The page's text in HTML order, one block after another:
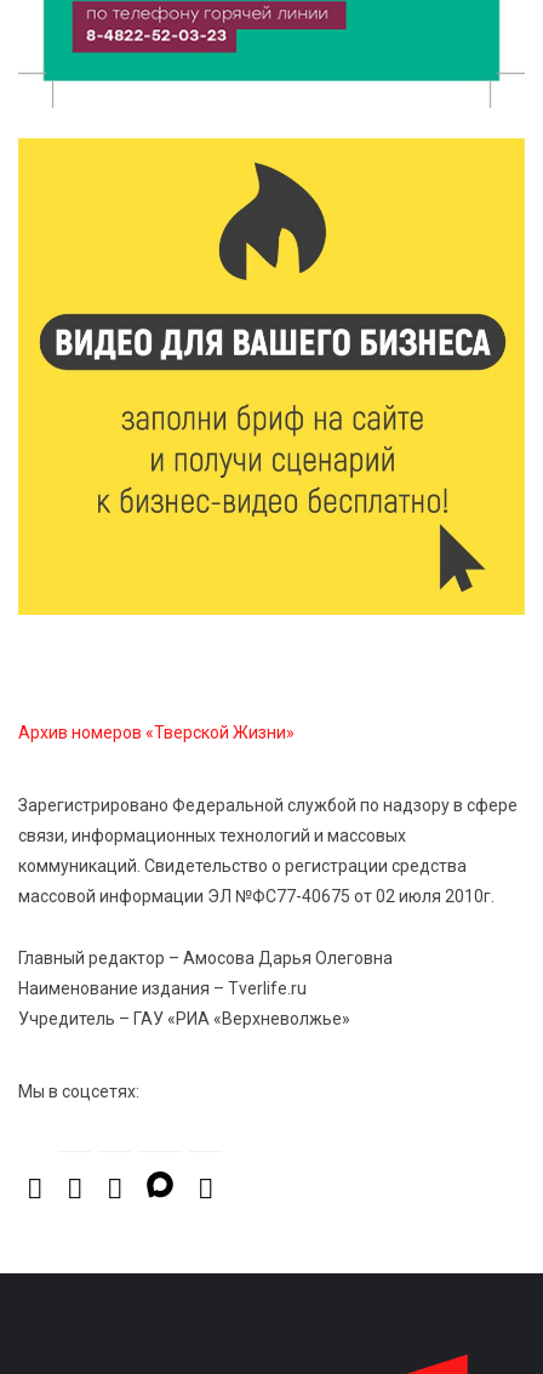
анонсировал новые проекты
6 Авг 2026 16:02 200
Калининские футболисты представят Тверскую
область на всероссийском марафоне «Земля
6 Авг 2026 15:48 530
Голубев проверил школы и детсады Зубцова к 1
6 Авг 2026 15:01 312
От Твери до Москвы: выставка художника
Владимира Васильева о героях СВО проходит в РГБ
ленту по мотивам басни «Карась»
6 Авг 2026 13:38 412
спортивной столицей России
Архив номеров «Тверской Жизни»
Зарегистрировано Федеральной службой по надзору в сфере
связи, информационных технологий и массовых
коммуникаций. Свидетельство о регистрации средства
массовой информации ЭЛ №ФС77-40675 от 02 июля 2010г.
Главный редактор – Амосова Дарья Олеговна
Наименование издания – Tverlife.ru
Учредитель – ГАУ «РИА «Верхневолжье»
Мы в соцсетях: